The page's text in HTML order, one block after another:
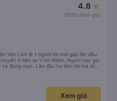
4.8
(8050 đánh giá)
Văn Linh là 1 người tôi mới gặp lần đầu.
ở bến xe Vĩnh Niệm. Người này gọi
đúng mực. Lần đầu họ đón tôi mà lái
qua quãng đường ngập nước dài gần
trong túi và mang theo bên người. Tôi
này, cũng như cách đào tạo nhân viên
Xem giá